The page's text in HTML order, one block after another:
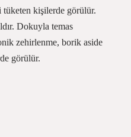
kişilerde görülür.
Dokuyla temas
zehirlenme, borik aside
görülür.